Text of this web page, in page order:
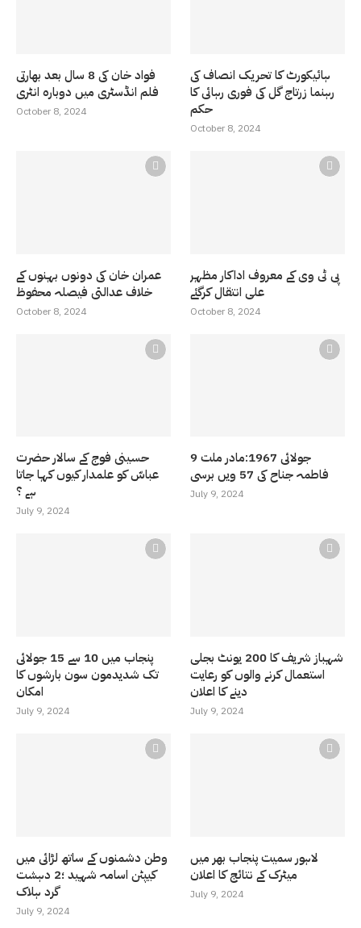
فواد خان کی 8 سال بعد بھارتی
فلم انڈسٹری میں دوبارہ انٹری
October 8, 2024
ہائیکورٹ کا تحریک انصاف کی
رہنما زرتاج گل کی فوری رہائی کا
حکم
October 8, 2024
عمران خان کی دونوں بہنوں کے
خلاف عدالتی فیصلہ محفوظ
October 8, 2024
پی ٹی وی کے معروف اداکار مظہر
علی انتقال کرگئے
October 8, 2024
حسینی فوج کے سالار حضرت
عباسّ کو علمدار کیوں کہا جاتا
ہے ؟
July 9, 2024
9 جولائی 1967:مادر ملت
فاطمہ جناح کی 57 ویں برسی
July 9, 2024
پنجاب میں 10 سے 15 جولائی
تک شدیدمون سون بارشوں کا
امکان
July 9, 2024
شہباز شریف کا 200 یونٹ بجلی
استعمال کرنے والوں کو رعایت
دینے کا اعلان
July 9, 2024
وطن دشمنوں کے ساتھ لڑائی میں
کیپٹن اسامہ شہید ؛2 دہشت
گرد ہلاک
July 9, 2024
لاہور سمیت پنجاب بھر میں
میٹرک کے نتائج کا اعلان
July 9, 2024